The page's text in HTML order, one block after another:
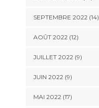
SEPTEMBRE 2022 (14)
AOÛT 2022 (12)
JUILLET 2022 (9)
JUIN 2022 (9)
MAI 2022 (17)